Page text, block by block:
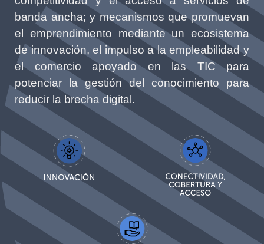
banda ancha; y mecanismos que promuevan
el emprendimiento mediante un ecosistema
de innovación, el impulso a la empleabilidad y
el comercio apoyado en las TIC para
potenciar la gestión del conocimiento para
reducir la brecha digital.